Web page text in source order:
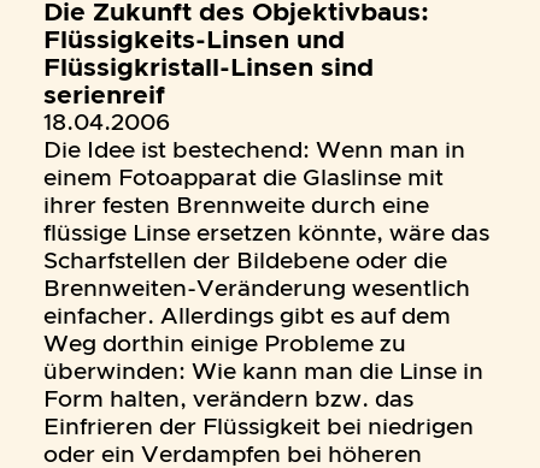
Die Zukunft des Objektivbaus:
Flüssigkeits-Linsen und
Flüssigkristall-Linsen sind
serienreif
18.04.2006
Die Idee ist bestechend: Wenn man in
einem Fotoapparat die Glaslinse mit
ihrer festen Brennweite durch eine
flüssige Linse ersetzen könnte, wäre das
Scharfstellen der Bildebene oder die
Brennweiten-Veränderung wesentlich
einfacher. Allerdings gibt es auf dem
Weg dorthin einige Probleme zu
überwinden: Wie kann man die Linse in
Form halten, verändern bzw. das
Einfrieren der Flüssigkeit bei niedrigen
oder ein Verdampfen bei höheren